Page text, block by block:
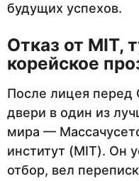
будущих успехов.
Отказ от MIT,
корейское
После лицея перед
двери в один из
мира —
институт (MIT). Он
отбор, вел